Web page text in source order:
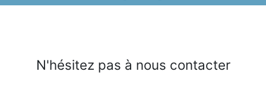
N'hésitez pas à nous contacter